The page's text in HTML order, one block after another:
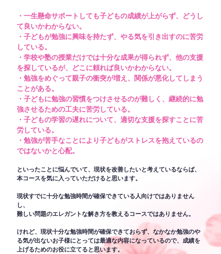
・一生懸命サポートしても子どもの成績が上がらず、どうし
て良いかわからない。
・子どもが勉強に興味を持たず、やる気を引き出すのに苦労
している。
・学校や塾の授業だけでは十分な成果が得られず、他の支援
を探しているが、どこに頼れば良いかわからない。
・勉強をめぐって親子の衝突が増え、関係が悪化してしまう
ことがある。
・子どもに勉強の習慣をつけさせるのが難しく、継続的に勉
強させるための工夫に苦労している。
・子どもの学習の遅れについて、適切な支援を探すことに苦
労している。
・勉強が苦手なことにより子どもがストレスを抱えているの
ではないかと心配。
といったことに悩んでいて、現状を改善したいと考えているならば、
本コースを気に入っていただけると思います。
現状すでに十分な勉強時間が確保できている人向けではありません
し、
難しい問題のエレガントな解き方を教えるコースではありません。
けれど、現状十分な勉強時間が確保できておらず、なかなか勉強のや
る気が出ないお子様にとっては最適な内容になっているので、成績を
上げるためのお役に立てると思います。